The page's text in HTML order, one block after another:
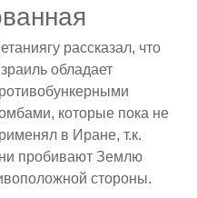
рассказал, что
обладает
которые пока не
в Иране, т.к.
пробивают Землю
стороны.